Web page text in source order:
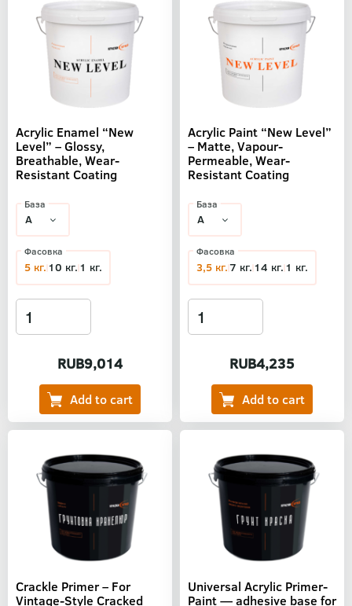
Acrylic Enamel “New
Level” – Glossy,
Breathable, Wear-
Resistant Coating
RUB9,014
База
Фасовка
5 кг. 10 кг. 1 кг.
Acrylic Paint “New Level”
– Matte, Vapour-
Permeable, Wear-
Resistant Coating
RUB4,235
База
Фасовка
3,5 кг.7 кг. 14 кг. 1 кг.
Crackle Primer – For
Vintage-Style Cracked
Universal Acrylic Primer-
Paint — adhesive base for